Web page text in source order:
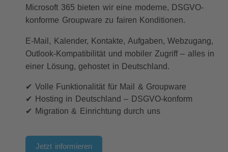
Microsoft 365 bieten wir eine moderne, DSGVO-
konforme Groupware zu fairen Konditionen.
E-Mail, Kalender, Kontakte, Aufgaben, Webzugang,
Outlook-Kompatibilität und mobiler Zugriff – alles in
einer Lösung, gehostet in Deutschland.
✔ Volle Funktionalität für Mail & Groupware
✔ Hosting in Deutschland – DSGVO-konform
✔ Migration & Einrichtung durch uns
Jetzt informieren